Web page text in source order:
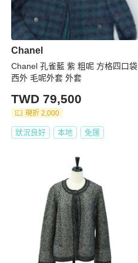
Chanel
Chanel 孔雀藍 紫 粗呢 方格四口袋
西外 毛呢外套 外套
TWD 79,500
現折 2,000
狀況良好 本地 免運